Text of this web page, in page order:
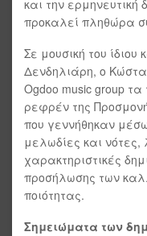
και την
προκαλεί πληθώρα
Σε μουσική του ίδιου
Δενδηλιάρη, ο
Ogdoo music group
ρεφρέν της
που γεννήθηκαν
μελωδίες και νότες,
χαρακτηριστικές
προσήλωσης των
ποιότητας.
Σημειώματα των